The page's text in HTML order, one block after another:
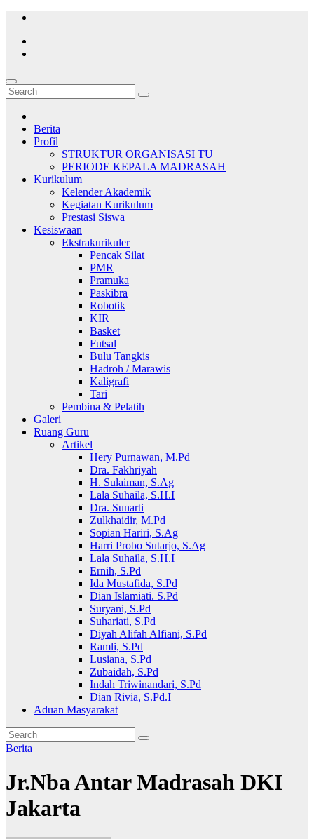
Skip
content
Berita
Profil
STRUKTUR ORGANISASI TU
PERIODE KEPALA MADRASAH
Kurikulum
Kelender Akademik
Kegiatan Kurikulum
Prestasi Siswa
Kesiswaan
Ekstrakurikuler
Pencak Silat
PMR
Pramuka
Paskibra
Robotik
KIR
Basket
Futsal
Bulu Tangkis
Hadroh / Marawis
Kaligrafi
Tari
Pembina & Pelatih
Galeri
Ruang Guru
Artikel
Hery Purnawan, M.Pd
Dra. Fakhriyah
H. Sulaiman, S.Ag
Lala Suhaila, S.H.I
Dra. Sunarti
Zulkhaidir, M.Pd
Sopian Hariri, S.Ag
Harri Probo Sutarjo, S.Ag
Lala Suhaila, S.H.I
Ernih, S.Pd
Ida Mustafida, S.Pd
Dian Islamiati. S.Pd
Suryani, S.Pd
Suhariati, S.Pd
Diyah Alifah Alfiani, S.Pd
Ramli, S.Pd
Lusiana, S.Pd
Zubaidah, S.Pd
Indah Triwinandari, S.Pd
Dian Rivia, S.Pd.I
Aduan Masyarakat
Berita
Jr.Nba Antar Madrasah DKI
Jakarta